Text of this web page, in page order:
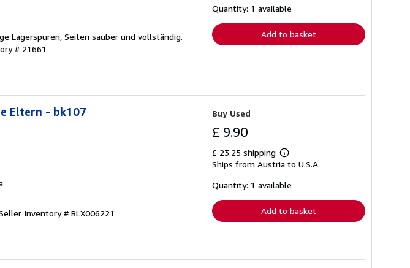
Lagerspuren, Seiten sauber und vollständig.
# 21661
shipping
Quantity: 1 available
Add to basket
Eltern - bk107
Inventory # BLX006221
Buy Used
£ 9.90
£ 23.25 shipping
Learn
more
shipping
Ships from Austria to U.S.A.
Quantity: 1 available
Add to basket